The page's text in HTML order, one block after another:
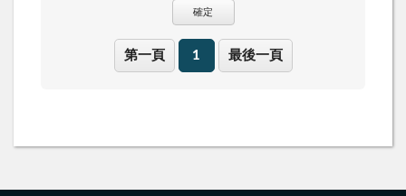
確定
第一頁 1 最後一頁